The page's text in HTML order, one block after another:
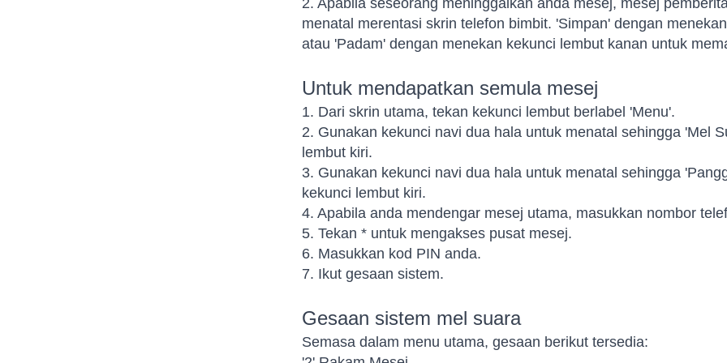
2. Apabila seseorang meninggalkan anda mesej, mesej
menatal merentasi skrin telefon bimbit. 'Simpan' dengan
atau 'Padam' dengan menekan kekunci lembut kanan untuk
Untuk mendapatkan semula mesej
1. Dari skrin utama, tekan kekunci lembut berlabel 'Menu'.
2. Gunakan kekunci navi dua hala untuk menatal sehingga 'Mel
lembut kiri.
3. Gunakan kekunci navi dua hala untuk menatal sehingga
kekunci lembut kiri.
4. Apabila anda mendengar mesej utama, masukkan nombor
5. Tekan * untuk mengakses pusat mesej.
6. Masukkan kod PIN anda.
7. Ikut gesaan sistem.
Gesaan sistem mel suara
Semasa dalam menu utama, gesaan berikut tersedia: